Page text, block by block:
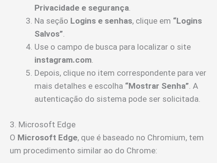
Privacidade e segurança.
Na seção Logins e senhas, clique em “Logins
Salvos”.
Use o campo de busca para localizar o site
instagram.com.
Depois, clique no item correspondente para ver
mais detalhes e escolha “Mostrar Senha”. A
autenticação do sistema pode ser solicitada.
3. Microsoft Edge
O Microsoft Edge, que é baseado no Chromium, tem
um procedimento similar ao do Chrome: